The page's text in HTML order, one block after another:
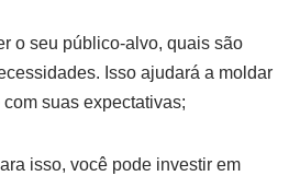
o seu público-alvo, quais são
Isso ajudará a moldar
suas expectativas;
isso, você pode investir em